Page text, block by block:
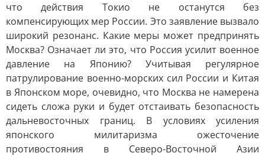
что действия Токио не останутся без
компенсирующих мер России. Это заявление вызвало
широкий резонанс. Какие меры может предпринять
Москва? Означает ли это, что Россия усилит военное
давление на Японию? Учитывая регулярное
патрулирование военно-морских сил России и Китая
в Японском море, очевидно, что Москва не намерена
сидеть сложа руки и будет отстаивать безопасность
дальневосточных границ. В условиях усиления
японского милитаризма ожесточение
противостояния в Северо-Восточной Азии